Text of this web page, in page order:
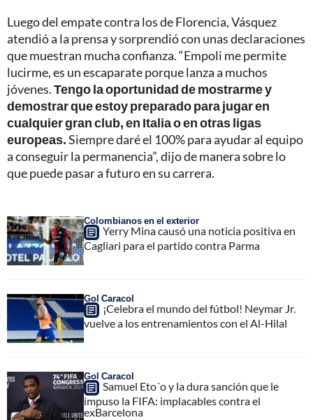
Luego del empate contra los de Florencia, Vásquez
atendió a la prensa y sorprendió con unas declaraciones
que muestran mucha confianza. “Empoli me permite
lucirme, es un escaparate porque lanza a muchos
jóvenes.Tengo la oportunidad de mostrarme y
demostrar que estoy preparado para jugar en
cualquier gran club, en Italia o en otras ligas
europeas.Siempre daré el 100% para ayudar al equipo
a conseguir la permanencia”, dijo de manera sobre lo
que puede pasar a futuro en su carrera.
Colombianos en el exterior
Yerry Mina causó una noticia positiva en
Cagliari para el partido contra Parma
Gol Caracol
¡Celebra el mundo del fútbol! Neymar Jr.
vuelve a los entrenamientos con el Al-Hilal
Gol Caracol
Samuel Eto´o y la dura sanción que le
impuso la FIFA: implacables contra el
exBarcelona